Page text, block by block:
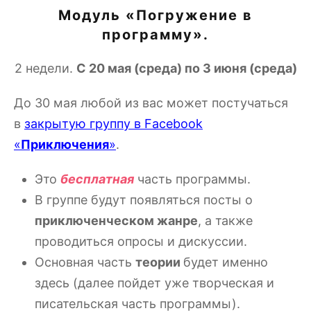
Модуль «Погружение в
программу».
2 недели. С 20 мая (среда) по 3 июня (среда)
До 30 мая любой из вас может постучаться
в закрытую группу в Facebook
«Приключения».
Это бесплатная часть программы.
В группе будут появляться посты о
приключенческом жанре, а также
проводиться опросы и дискуссии.
Основная часть теории будет именно
здесь (далее пойдет уже творческая и
писательская часть программы).